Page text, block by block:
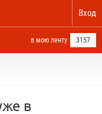
Вход
в мою ленту 3157
в